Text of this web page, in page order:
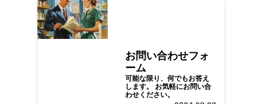
お問い合わせフォ
ーム
可能な限り、何でもお答え
します。 お気軽にお問い合
わせください。